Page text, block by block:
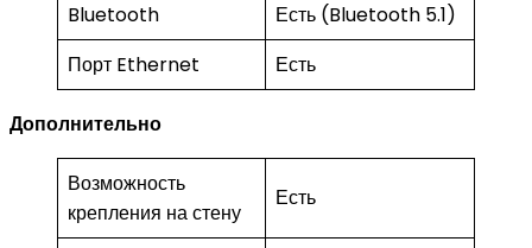
Bluetooth
Есть (Bluetooth 5.1)
Порт Ethernet
Есть
Дополнительно
Возможность
крепления на стену
Есть